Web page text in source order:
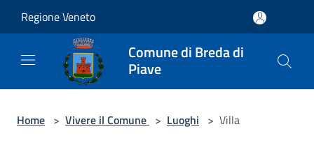
Regione Veneto
Comune di Breda di
Piave
Home > Vivere il Comune > Luoghi > Villa